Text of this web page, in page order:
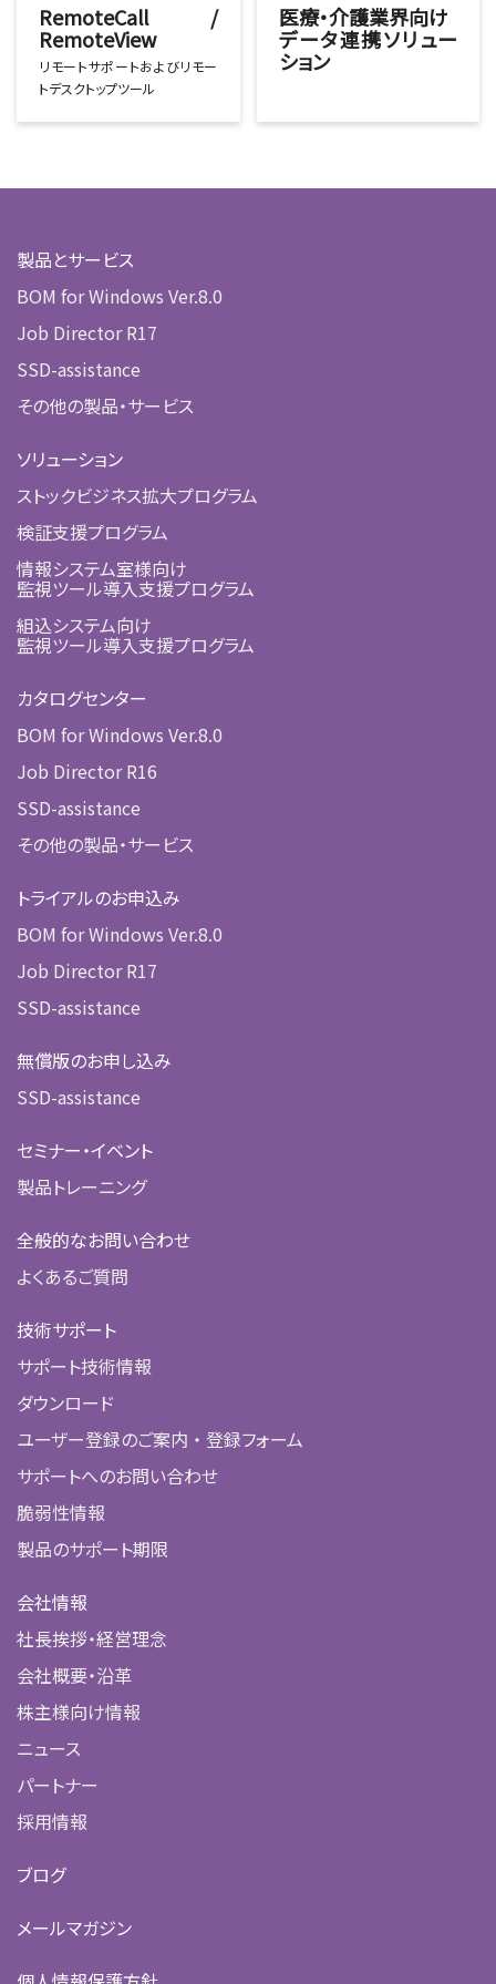
RemoteCall /
RemoteView
リモートサポートおよびリモー
トデスクトップツール
医療・介護業界向け
データ連携ソリュー
ション
製品とサービス
BOM for Windows Ver.8.0
Job Director R17
SSD-assistance
その他の製品・サービス
ソリューション
ストックビジネス拡大プログラム
検証支援プログラム
情報システム室様向け
監視ツール導入支援プログラム
組込システム向け
監視ツール導入支援プログラム
カタログセンター
BOM for Windows Ver.8.0
Job Director R16
SSD-assistance
その他の製品・サービス
トライアルのお申込み
BOM for Windows Ver.8.0
Job Director R17
SSD-assistance
無償版のお申し込み
SSD-assistance
セミナー・イベント
製品トレーニング
全般的なお問い合わせ
よくあるご質問
技術サポート
サポート技術情報
ダウンロード
ユーザー登録のご案内 ・ 登録フォーム
サポートへのお問い合わせ
脆弱性情報
製品のサポート期限
会社情報
社長挨拶・経営理念
会社概要・沿革
株主様向け情報
ニュース
パートナー
採用情報
ブログ
メールマガジン